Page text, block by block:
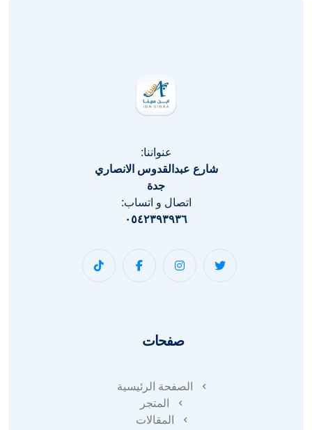
عنواننا:
شارع عبدالقدوس الانصاري
جدة
اتصال و اتساب:
٠٥٤٢٣٩٣٩٣٦
صفحات
الصفحة الرئيسية
المتجر
المقالات